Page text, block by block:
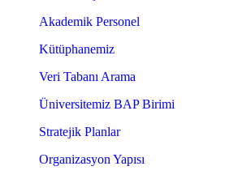
Akademik Personel
Kütüphanemiz
Veri Tabanı Arama
Üniversitemiz BAP Birimi
Stratejik Planlar
Organizasyon Yapısı